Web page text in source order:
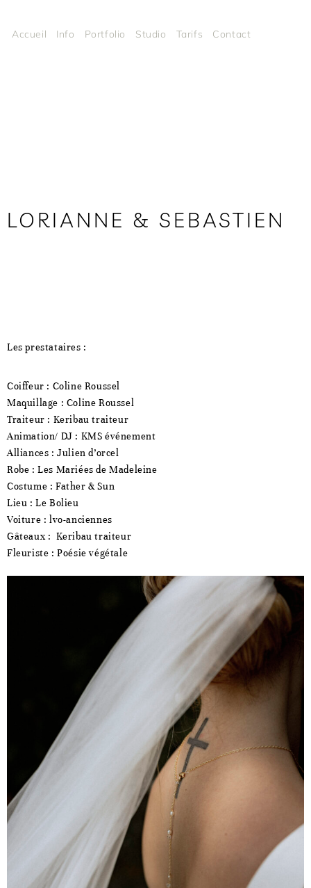
Accueil Info Portfolio Studio Tarifs Contact
LORIANNE & SEBASTIEN
Les prestataires :
Coiffeur : Coline Roussel
Maquillage : Coline Roussel
Traiteur : Keribau traiteur
Animation/ DJ : KMS événement
Alliances : Julien d’orcel
Robe : Les Mariées de Madeleine
Costume : Father & Sun
Lieu : Le Bolieu
Voiture : lvo-anciennes
Gâteaux : Keribau traiteur
Fleuriste : Poésie végétale